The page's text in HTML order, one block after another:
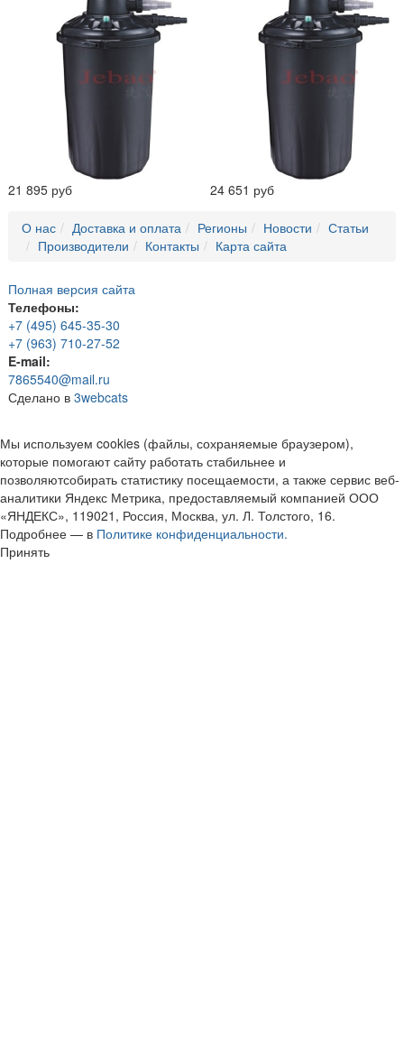
21 895 руб 24 651 руб
О нас Доставка и оплата Регионы Новости
Статьи
Производители
Контакты Карта сайта
Полная версия сайта
Телефоны:
+7 (495) 645-35-30
+7 (963) 710-27-52
E-mail:
7865540@mail.ru
Сделано в 3webcats
Мы используем cookies (файлы, сохраняемые браузером),
которые помогают сайту работать стабильнее и
позволяютсобирать статистику посещаемости, а также сервис веб-
аналитики Яндекс Метрика, предоставляемый компанией ООО
«ЯНДЕКС», 119021, Россия, Москва, ул. Л. Толстого, 16.
Подробнее — в Политике конфиденциальности.
Принять